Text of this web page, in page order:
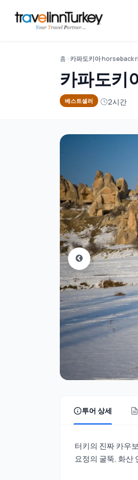
홈 카파도키아 horseback
카파도키
베스트셀러 2시간
투어 상세
터키의 진짜 카우
요정의 굴뚝, 화산